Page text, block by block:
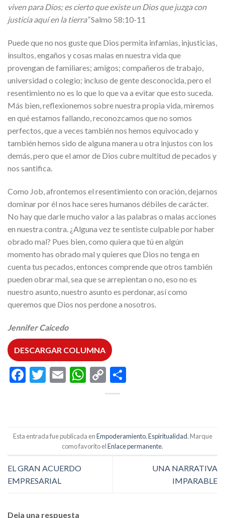
viven para Dios; es cierto que existe un Dios que juzga con
justicia aquí en la tierra”Salmo 58:10-11
Puede que no nos guste que Dios permita infamias, injusticias,
insultos, engaños y cosas malas en nuestra vida que
provengan de familiares; amigos; compañeros de trabajo,
universidad o colegio; incluso de gente desconocida, pero el
resentimiento no es lo que lo que va a evitar que esto suceda.
Más bien, reflexionemos sobre nuestra propia vida, miremos
en qué estamos fallando, reconozcamos que no somos
perfectos, que a veces también nos hemos equivocado y
también hemos sido de alguna manera u otra injustos con los
demás, pero que el amor de Dios cubre multitud de pecados y
nos santifica.
Como Job, afrontemos el resentimiento con oración, dejarnos
dominar por él nos hace seres humanos débiles de carácter.
No hay que darle mucho valor a las palabras o malas acciones
en nuestra contra. ¿Alguna vez te sentiste culpable por haber
obrado mal? Pues bien, como quiera que tú en algún
momento has obrado mal y quieres que Dios no tenga en
cuenta tus pecados, entonces comprende que otros también
pueden obrar mal, sea que se arrepientan o no, eso no es
nuestro asunto, nuestro asunto es perdonar, así como
queremos que Dios nos perdone a nosotros.
Jennifer Caicedo
DESCARGAR COLUMNA
Facebook
Twitter
EmailWhatsApp
Copy
Link
Esta entrada fue publicada enEmpoderamiento,Espiritualidad. Marque
como favorito elEnlace permanente.
EL GRAN ACUERDO
EMPRESARIAL
UNA NARRATIVA
IMPARABLE
Deja una respuesta